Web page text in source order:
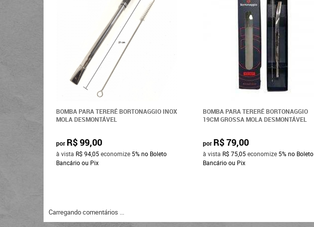
BOMBA PARA TERERÉ BORTONAGGIO INOX
MOLA DESMONTÁVEL
por R$ 99,00
à vista R$ 94,05economize 5%no Boleto
Bancário ou Pix
BOMBA PARA TERERÉ BORTONAGGIO
19CM GROSSA MOLA DESMONTÁVEL
por R$ 79,00
à vista R$ 75,05economize 5% no Boleto
Bancário ou Pix
Carregando comentários ...